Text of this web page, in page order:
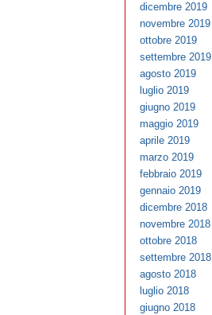
dicembre 2019
novembre 2019
ottobre 2019
settembre 2019
agosto 2019
luglio 2019
giugno 2019
maggio 2019
aprile 2019
marzo 2019
febbraio 2019
gennaio 2019
dicembre 2018
novembre 2018
ottobre 2018
settembre 2018
agosto 2018
luglio 2018
giugno 2018